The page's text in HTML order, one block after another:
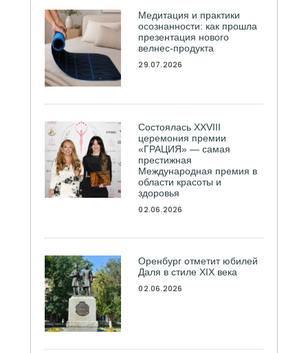
Медитация и практики
осознанности: как прошла
презентация нового
велнес-продукта
29.07.2026
Состоялась ХXVIII
церемония премии
«ГРАЦИЯ» — самая
престижная
Международная премия в
области красоты и
здоровья
02.06.2026
Оренбург отметит юбилей
Даля в стиле XIX века
02.06.2026